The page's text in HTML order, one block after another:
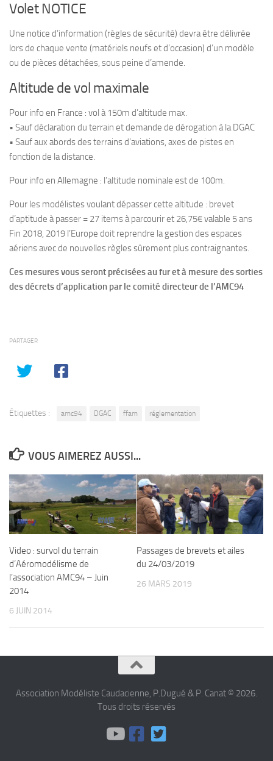
Volet NOTICE
Une notice d’information (règles de sécurité) devra être délivrée
lors de chaque vente (matériels neufs et d’occasion) d’un modèle
ou de pièces détachées, sous peine d’amende.
Altitude de vol maximale
Pour info en France : vol à 150m d’altitude max.
• Sauf déclaration du terrain et demande de dérogation à la DGAC
• Sauf aux abords des terrains d’aviations, axes de pistes en
fonction de la distance.
Pour info en Allemagne : l’altitude nominale est de 100m.
Pour les modélistes voulant dépasser cette altitude : brevet
d’aptitude à passer = 27 items à parcourir et 26,75€ valable 5 ans
Fin 2018, 2019 l’Europe doit reprendre la gestion des espaces
aériens avec de nouvelles règles sûrement plus contraignantes.
Ces mesures vous seront précisées au fur et à mesure des sorties
des décrets d’application par le comité directeur de l’AMC94
PARTAGER
Étiquettes : amc94 DGAC ffam réglementation
VOUS AIMEREZ AUSSI...
Video : survol du terrain
d’Aéromodélisme de
l’association AMC94 – Juin
2014
6 JUIN 2014
Passages de brevets et ailes
du 24/03/2019
26 MARS 2019
Association Modéliste Caudacienne, P.Dugué & P. Canat © 2026.
Tous droits réservés